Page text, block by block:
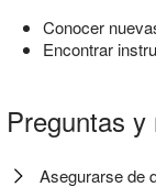
Conocer
Encontrar
Preguntas
Asegurarse de